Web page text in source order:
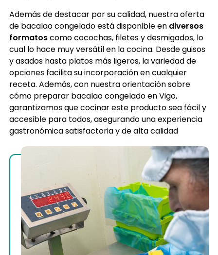
Además de destacar por su calidad, nuestra oferta
de bacalao congelado está disponible en diversos
formatoscomo cocochas, filetes y desmigados, lo
cual lo hace muy versátil en la cocina. Desde guisos
y asados hasta platos más ligeros, la variedad de
opciones facilita su incorporación en cualquier
receta. Además, con nuestra orientación sobre
cómo preparar bacalao congelado en Vigo,
garantizamos que cocinar este producto sea fácil y
accesible para todos, asegurando una experiencia
gastronómica satisfactoria y de alta calidad